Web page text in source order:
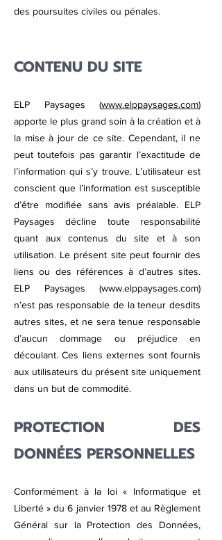
des poursuites civiles ou pénales.
CONTENU DU SITE
ELP Paysages (www.elppaysages.com)
apporte le plus grand soin à la création et à
la mise à jour de ce site. Cependant, il ne
peut toutefois pas garantir l’exactitude de
l’information qui s’y trouve. L’utilisateur est
conscient que l’information est susceptible
d’être modifiée sans avis préalable. ELP
Paysages décline toute responsabilité
quant aux contenus du site et à son
utilisation. Le présent site peut fournir des
liens ou des références à d’autres sites.
ELP Paysages (www.elppaysages.com)
n’est pas responsable de la teneur desdits
autres sites, et ne sera tenue responsable
d’aucun dommage ou préjudice en
découlant. Ces liens externes sont fournis
aux utilisateurs du présent site uniquement
dans un but de commodité.
PROTECTION DES
DONNÉES PERSONNELLES
Conformément à la loi « Informatique et
Liberté » du 6 janvier 1978 et au Règlement
Général sur la Protection des Données,